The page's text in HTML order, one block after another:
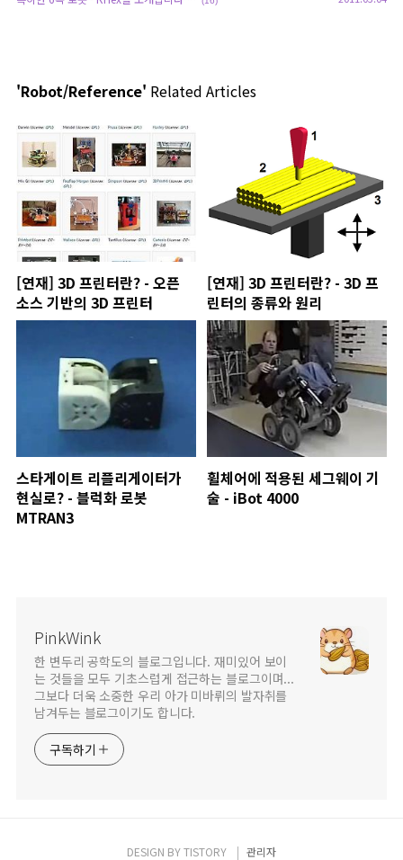
'Robot/Reference' Related Articles
[연재] 3D 프린터란? - 오픈
소스 기반의 3D 프린터
[연재] 3D 프린터란? - 3D 프
린터의 종류와 원리
스타게이트 리플리게이터가
현실로? - 블럭화 로봇
MTRAN3
휠체어에 적용된 세그웨이 기
술 - iBot 4000
PinkWink
한 변두리 공학도의 블로그입니다. 재미있어 보이
는 것들을 모두 기초스럽게 접근하는 블로그이며...
그보다 더욱 소중한 우리 아가 미바뤼의 발자취를
남겨두는 블로그이기도 합니다.
구독하기
DESIGN BYTISTORY 관리자